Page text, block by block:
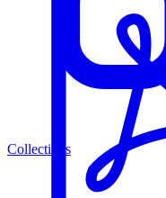
Collections